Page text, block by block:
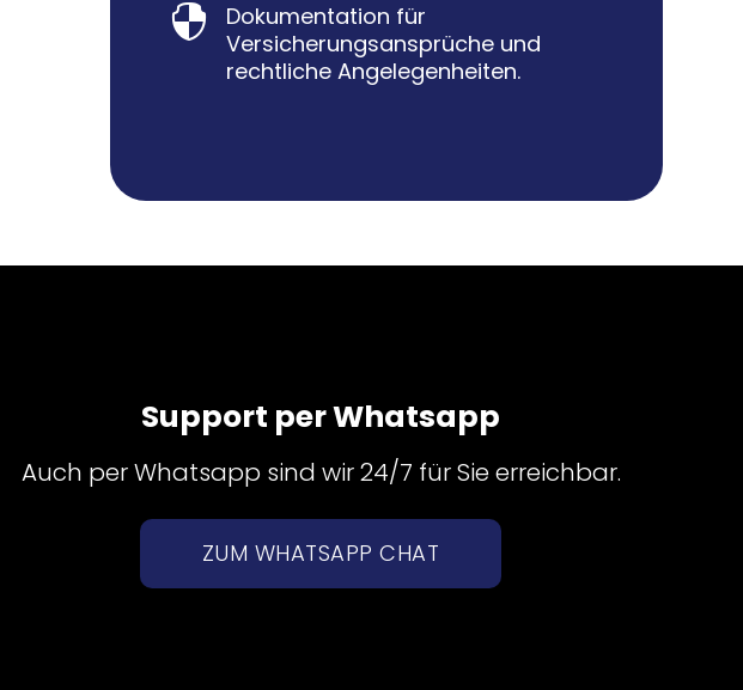

Dokumentation für
Versicherungsansprüche und
rechtliche Angelegenheiten.
Support per Whatsapp
Auch per Whatsapp sind wir 24/7 für Sie erreichbar.
ZUM WHATSAPP CHAT